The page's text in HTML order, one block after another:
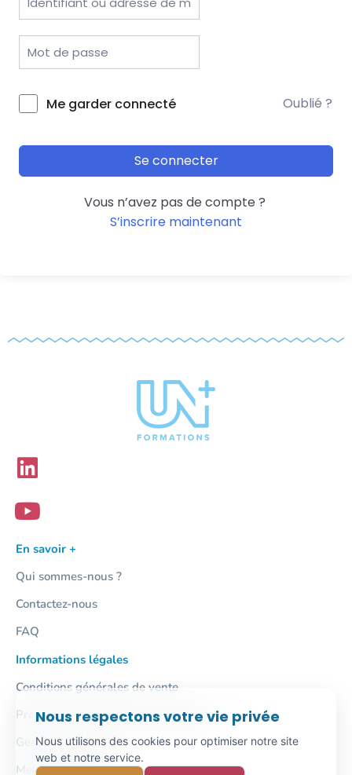
Me garder connecté Oublié ?
Se connecter
Vous n’avez pas de compte ?
S’inscrire maintenant
En savoir +
Qui sommes-nous ?
Contactez-nous
FAQ
Informations légales
Conditions générales de vente
Protection des données personnelles
Gestion des cookies
Mentions légales
Nous respectons votre vie privée
Nous utilisons des cookies pour optimiser notre site
web et notre service.